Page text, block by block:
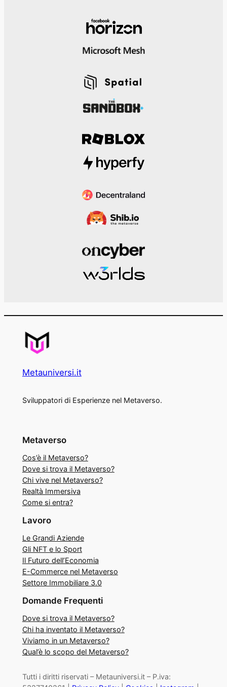
Metauniversi.it
Sviluppatori di Esperienze nel Metaverso.
Metaverso
Cos’è il Metaverso?
Dove si trova il Metaverso?
Chi vive nel Metaverso?
Realtà Immersiva
Come si entra?
Lavoro
Le Grandi Aziende
Gli NFT e lo Sport
Il Futuro dell’Economia
E-Commerce nel Metaverso
Settore Immobiliare 3.0
Domande Frequenti
Dove si trova il Metaverso?
Chi ha inventato il Metaverso?
Viviamo in un Metaverso?
Qual’è lo scopo del Metaverso?
Tutti i diritti riservati – Metauniversi.it – P.iva: